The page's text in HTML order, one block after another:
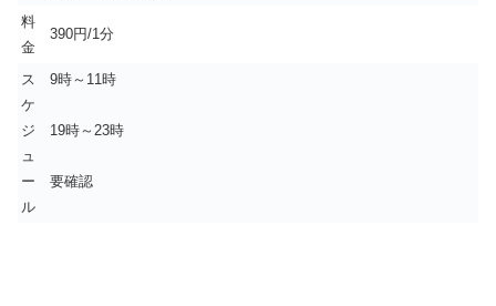
料
金
390円/1分
ス
ケ
ジ
ュ
ー
ル
9時～11時
19時～23時
要確認